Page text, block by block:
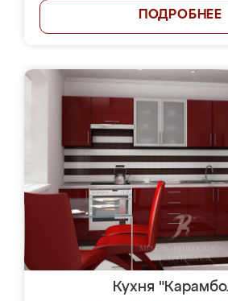
ПОДРОБНЕЕ
Кухня